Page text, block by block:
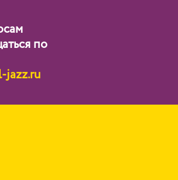
по
jazz.ru